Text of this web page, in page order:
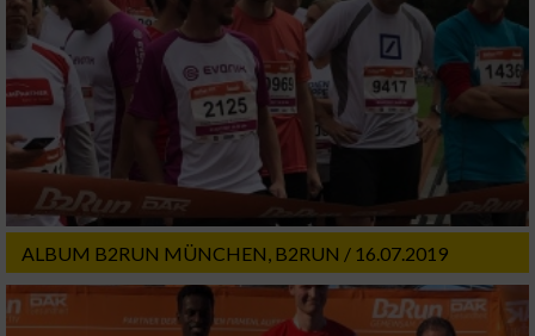
ALBUM B2RUN MÜNCHEN, B2RUN / 16.07.2019